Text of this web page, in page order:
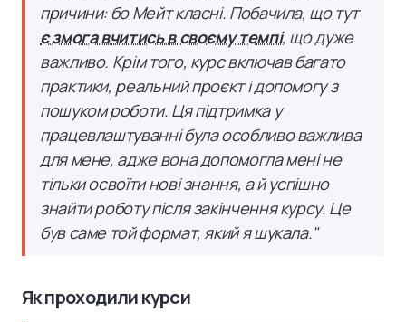
причини: бо Мейт класні. Побачила, що тут
є змога вчитись в своєму темпі, що дуже
важливо. Крім того, курс включав багато
практики, реальний проєкт і допомогу з
пошуком роботи. Ця підтримка у
працевлаштуванні була особливо важлива
для мене, адже вона допомогла мені не
тільки освоїти нові знання, а й успішно
знайти роботу після закінчення курсу. Це
був саме той формат, який я шукала."
Як проходили курси